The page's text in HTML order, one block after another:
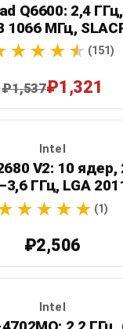
Q6600: 2,4
1066 МГц,
(151)
₽1,537₽1,321
Intel
V2: 10 ядер,
ГГц, LGA
(1)
₽2,506
Intel